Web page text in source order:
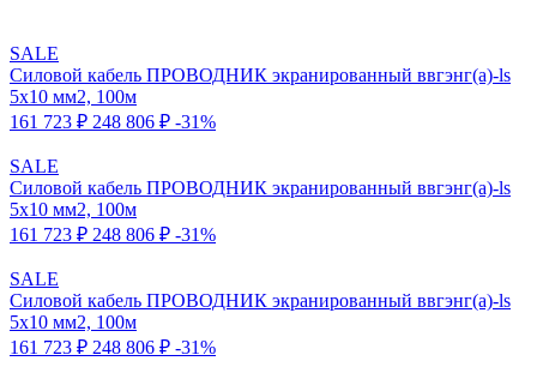
SALE
Силовой кабель ПРОВОДНИК экранированный ввгэнг(a)-ls
5x10 мм2, 100м
161 723 ₽ 248 806 ₽ -31%
SALE
Силовой кабель ПРОВОДНИК экранированный ввгэнг(a)-ls
5x10 мм2, 100м
161 723 ₽ 248 806 ₽ -31%
SALE
Силовой кабель ПРОВОДНИК экранированный ввгэнг(a)-ls
5x10 мм2, 100м
161 723 ₽ 248 806 ₽ -31%